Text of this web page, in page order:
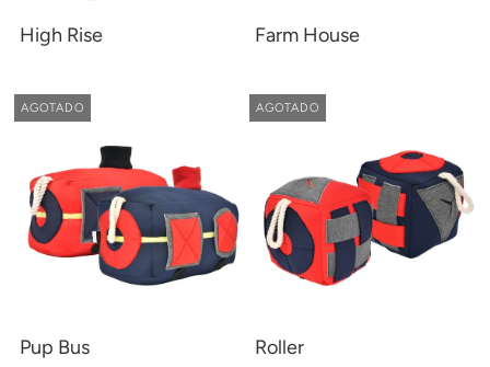
High Rise Farm House
AGOTADO
Pup Bus
AGOTADO
Roller